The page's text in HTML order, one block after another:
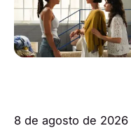
8 de agosto de 2026